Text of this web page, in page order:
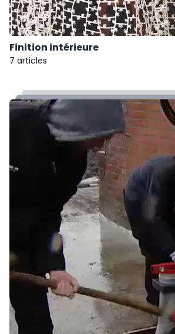
Finition intérieure
7 articles